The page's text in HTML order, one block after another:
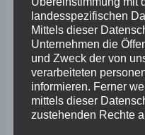
landesspezifischen
Mittels dieser
Unternehmen die
und Zweck der von
verarbeiteten
informieren. Ferner
mittels dieser
zustehenden Rechte